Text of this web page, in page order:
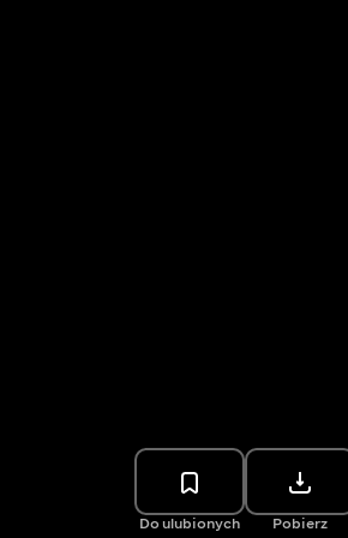
Do ulubionych Pobierz